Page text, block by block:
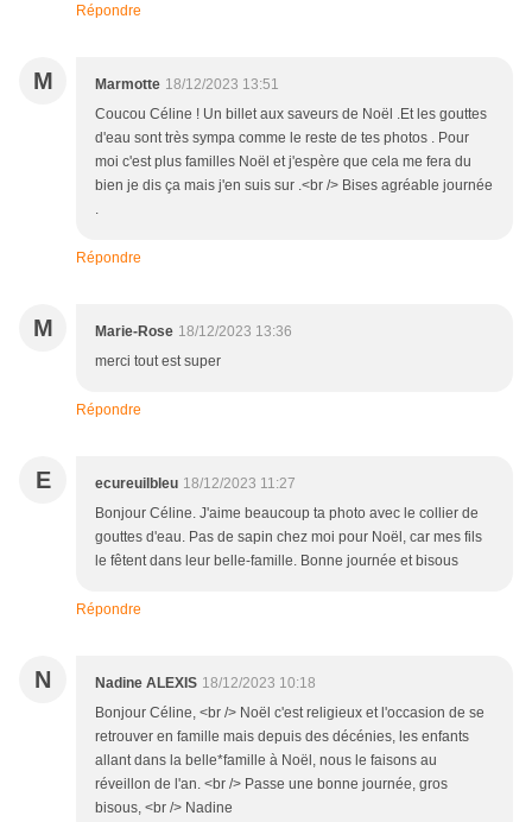
Répondre
M Marmotte 18/12/2023 13:51
Coucou Céline ! Un billet aux saveurs de Noël .Et les gouttes
d'eau sont très sympa comme le reste de tes photos . Pour
moi c'est plus familles Noël et j'espère que cela me fera du
bien je dis ça mais j'en suis sur .<br /> Bises agréable journée
.
Répondre
M Marie-Rose 18/12/2023 13:36
merci tout est super
Répondre
E ecureuilbleu 18/12/2023 11:27
Bonjour Céline. J'aime beaucoup ta photo avec le collier de
gouttes d'eau. Pas de sapin chez moi pour Noël, car mes fils
le fêtent dans leur belle-famille. Bonne journée et bisous
Répondre
N Nadine ALEXIS 18/12/2023 10:18
Bonjour Céline, <br /> Noël c'est religieux et l'occasion de se
retrouver en famille mais depuis des décénies, les enfants
allant dans la belle*famille à Noël, nous le faisons au
réveillon de l'an. <br /> Passe une bonne journée, gros
bisous, <br /> Nadine